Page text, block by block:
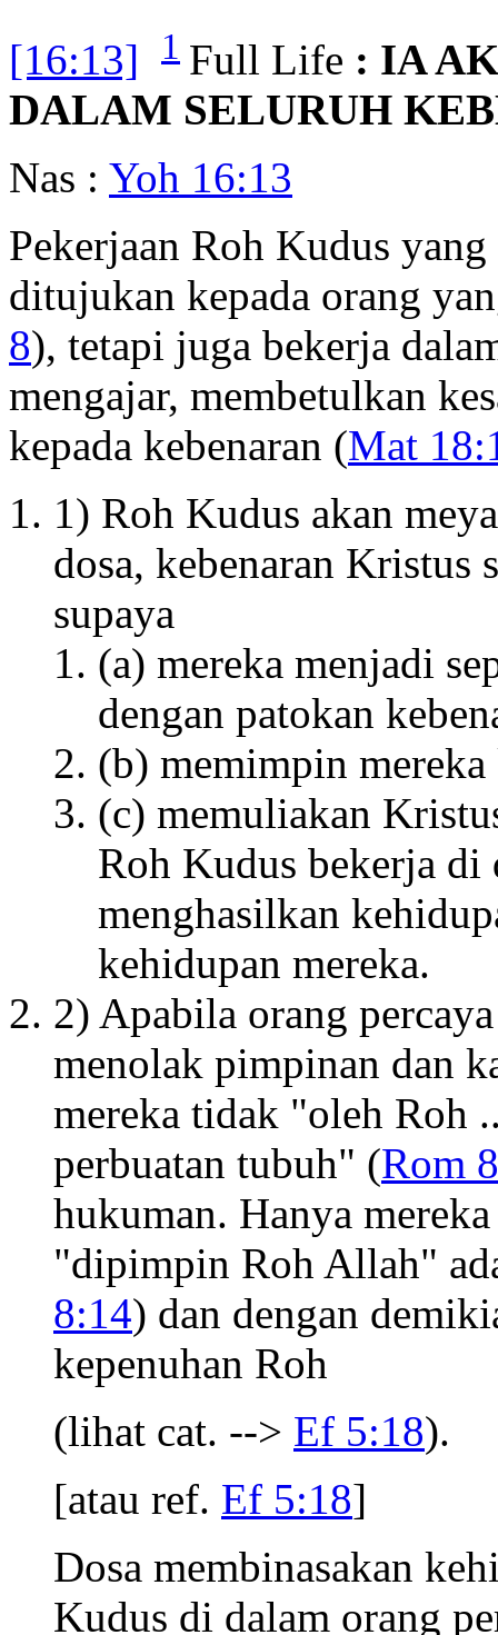
[16:13]
1 Full Life : IA
DALAM SELURUH
Nas : Yoh 16:13
Pekerjaan Roh Kudus
ditujukan kepada orang
8), tetapi juga bekerja
mengajar, membetulkan
kepada kebenaran (Mat
1) Roh Kudus akan
dosa, kebenaran Kristus
supaya
(a) mereka menjadi
dengan patokan
(b) memimpin mereka
(c) memuliakan
Roh Kudus bekerja di
menghasilkan
kehidupan mereka.
2) Apabila orang
menolak pimpinan dan
mereka tidak "oleh Roh
perbuatan tubuh" (Rom
hukuman. Hanya
"dipimpin Roh Allah"
8:14) dan dengan
kepenuhan Roh
(lihat cat. --> Ef 5:18).
[atau ref. Ef 5:18]
Dosa membinasakan
Kudus di dalam orang